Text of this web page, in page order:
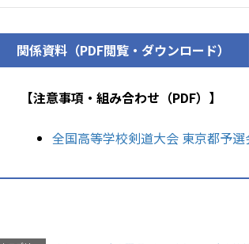
関係資料（PDF閲覧・ダウンロード）
【注意事項・組み合わせ（PDF）】
全国高等学校剣道大会 東京都予